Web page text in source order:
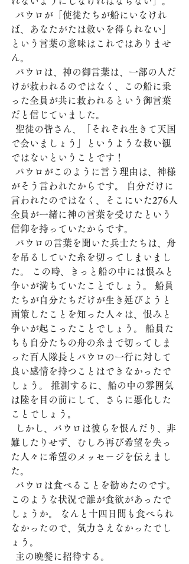
ば、あなたがたは救いを得られない」
という言葉の意味はこれではありませ
ん。
けが救われるのではなく、この船に乗
った全員が共に救われるという御言葉
だと信じていました。
で会いましょう」というような救い観
ではないということです！
がそう言われたからです。 自分だけに
言われたのではなく、そこにいた276人
全員が一緒に神の言葉を受けたという
信仰を持っていたからです。
を吊るしていた糸を切ってしまいまし
た。 この時、きっと船の中には恨みと
争いが満ちていたことでしょう。 船員
たちが自分たちだけが生き延びようと
画策したことを知った人々は、恨みと
争いが起こったことでしょう。 船員た
ちも自分たちの舟の糸まで切ってしま
った百人隊長とパウロの一行に対して
良い感情を持つことはできなかったで
しょう。 推測するに、船の中の雰囲気
は陸を目の前にして、さらに悪化した
ことでしょう。
難したりせず、むしろ再び希望を失っ
た人々に希望のメッセージを伝えまし
た。
このような状況で誰が食欲があったで
しょうか。 なんと十四日間も食べられ
なかったので、気力さえなかったでし
ょう。
  主の晩餐に招待する。